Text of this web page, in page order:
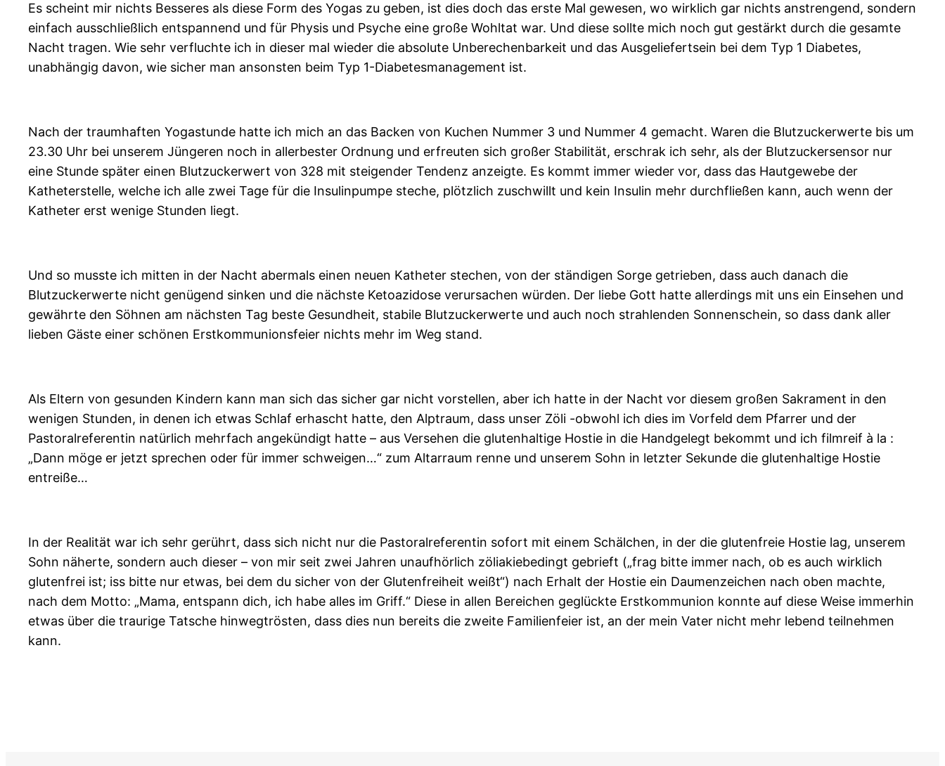
Es scheint mir nichts Besseres als diese Form des Yogas zu geben, ist dies doch das erste Mal gewesen, wo wirklich gar nichts anstrengend, sondern
einfach ausschließlich entspannend und für Physis und Psyche eine große Wohltat war. Und diese sollte mich noch gut gestärkt durch die gesamte
Nacht tragen. Wie sehr verfluchte ich in dieser mal wieder die absolute Unberechenbarkeit und das Ausgeliefertsein bei dem Typ 1 Diabetes,
unabhängig davon, wie sicher man ansonsten beim Typ 1-Diabetesmanagement ist.
Nach der traumhaften Yogastunde hatte ich mich an das Backen von Kuchen Nummer 3 und Nummer 4 gemacht. Waren die Blutzuckerwerte bis um
23.30 Uhr bei unserem Jüngeren noch in allerbester Ordnung und erfreuten sich großer Stabilität, erschrak ich sehr, als der Blutzuckersensor nur
eine Stunde später einen Blutzuckerwert von 328 mit steigender Tendenz anzeigte. Es kommt immer wieder vor, dass das Hautgewebe der
Katheterstelle, welche ich alle zwei Tage für die Insulinpumpe steche, plötzlich zuschwillt und kein Insulin mehr durchfließen kann, auch wenn der
Katheter erst wenige Stunden liegt.
Und so musste ich mitten in der Nacht abermals einen neuen Katheter stechen, von der ständigen Sorge getrieben, dass auch danach die
Blutzuckerwerte nicht genügend sinken und die nächste Ketoazidose verursachen würden. Der liebe Gott hatte allerdings mit uns ein Einsehen und
gewährte den Söhnen am nächsten Tag beste Gesundheit, stabile Blutzuckerwerte und auch noch strahlenden Sonnenschein, so dass dank aller
lieben Gäste einer schönen Erstkommunionsfeier nichts mehr im Weg stand.
Als Eltern von gesunden Kindern kann man sich das sicher gar nicht vorstellen, aber ich hatte in der Nacht vor diesem großen Sakrament in den
wenigen Stunden, in denen ich etwas Schlaf erhascht hatte, den Alptraum, dass unser Zöli -obwohl ich dies im Vorfeld dem Pfarrer und der
Pastoralreferentin natürlich mehrfach angekündigt hatte – aus Versehen die glutenhaltige Hostie in die Handgelegt bekommt und ich filmreif à la :
„Dann möge er jetzt sprechen oder für immer schweigen…“ zum Altarraum renne und unserem Sohn in letzter Sekunde die glutenhaltige Hostie
entreiße…
In der Realität war ich sehr gerührt, dass sich nicht nur die Pastoralreferentin sofort mit einem Schälchen, in der die glutenfreie Hostie lag, unserem
Sohn näherte, sondern auch dieser – von mir seit zwei Jahren unaufhörlich zöliakiebedingt gebrieft („frag bitte immer nach, ob es auch wirklich
glutenfrei ist; iss bitte nur etwas, bei dem du sicher von der Glutenfreiheit weißt“) nach Erhalt der Hostie ein Daumenzeichen nach oben machte,
nach dem Motto: „Mama, entspann dich, ich habe alles im Griff.“ Diese in allen Bereichen geglückte Erstkommunion konnte auf diese Weise immerhin
etwas über die traurige Tatsche hinwegtrösten, dass dies nun bereits die zweite Familienfeier ist, an der mein Vater nicht mehr lebend teilnehmen
kann.